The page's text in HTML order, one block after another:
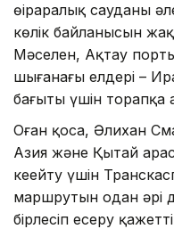
өңіраралық сауданың
көлік байланысын
Мәселен, Ақтау
шығанағы елдері –
бағыты үшін торапқа
Оған қоса, Әлихан
Азия және Қытай
кеңейту үшін
маршрутын одан әрі
бірлесіп еңсеру